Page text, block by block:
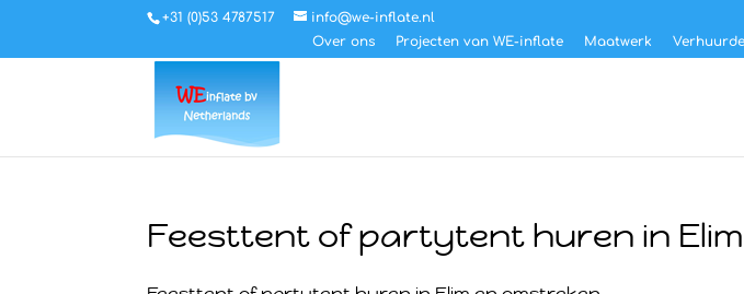
+31 (0)53 4787517
info@we-inflate.nl
Over ons
Projecten van WE-inflate Maatwerk
Feesttent of partytent huren in